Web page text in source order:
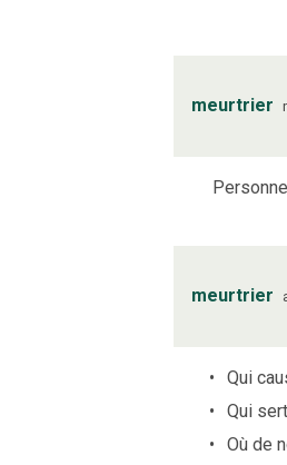
meurtrier
meurtrier
Qui
Qui
Où de